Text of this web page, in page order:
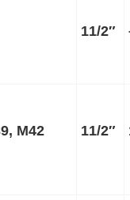
11/2″
M42 11/2″